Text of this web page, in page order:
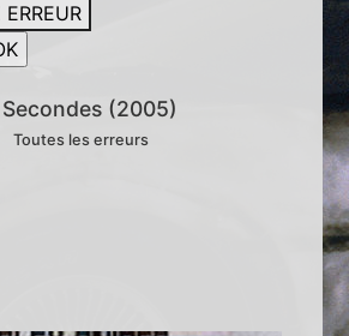
(2005)
Toutes les erreurs